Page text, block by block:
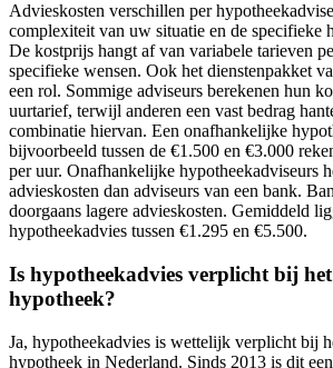
Advieskosten verschillen per
complexiteit van uw situatie en de specifieke
De kostprijs hangt af van variabele tarieven
specifieke wensen. Ook het dienstenpakket
een rol. Sommige adviseurs berekenen hun
uurtarief, terwijl anderen een vast bedrag
combinatie hiervan. Een onafhankelijke
bijvoorbeeld tussen de €1.500 en €3.000
per uur. Onafhankelijke hypotheekadviseurs
advieskosten dan adviseurs van een bank.
doorgaans lagere advieskosten. Gemiddeld
hypotheekadvies tussen €1.295 en €5.500.
Is hypotheekadvies verplicht bij
hypotheek?
Ja, hypotheekadvies is wettelijk verplicht bij
hypotheek in Nederland. Sinds 2013 is dit